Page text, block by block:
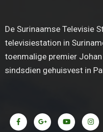
De Surinaamse Televisie
televisiestation in
toenmalige premier
sindsdien gehuisvest in